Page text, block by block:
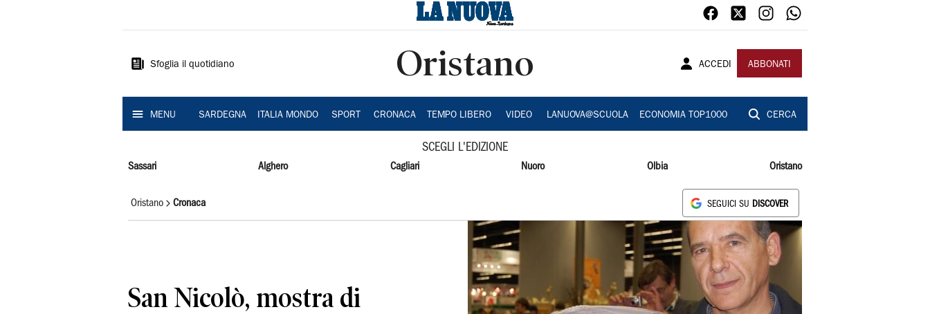
Sardegna
Sfoglia il quotidiano Oristano ACCEDI ABBONATI
MENU SARDEGNA ITALIA MONDO SPORT CRONACA TEMPO LIBERO VIDEO LANUOVA@SCUOLA ECONOMIA TOP1000 CERCA
SCEGLI L'EDIZIONE
Sassari Alghero Cagliari Nuoro Olbia Oristano
Oristano Cronaca SEGUICI SU DISCOVER
San Nicolò, mostra di